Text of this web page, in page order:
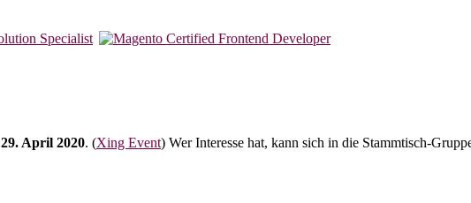
29. April 2020. (Xing Event) Wer Interesse hat, kann sich in die Stammtisch-